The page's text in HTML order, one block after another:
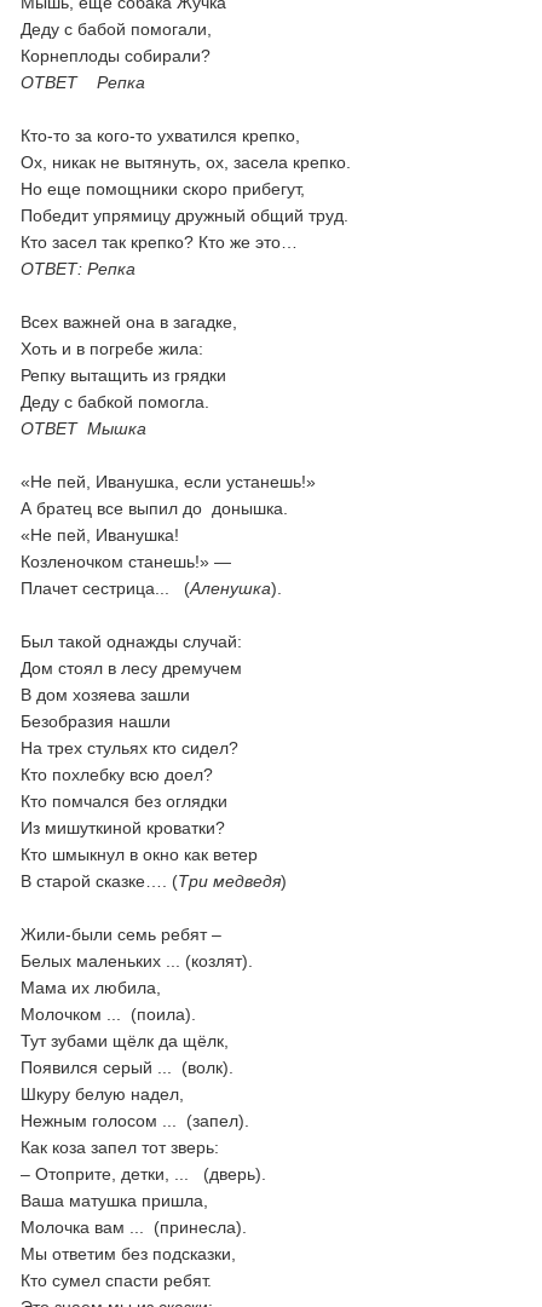
Деду с бабой помогали,
Корнеплоды собирали?
ОТВЕТ Репка
Кто-то за кого-то ухватился крепко,
Ох, никак не вытянуть, ох, засела крепко.
Но еще помощники скоро прибегут,
Победит упрямицу дружный общий труд.
Кто засел так крепко? Кто же это…
ОТВЕТ: Репка
Всех важней она в загадке,
Хоть и в погребе жила:
Репку вытащить из грядки
Деду с бабкой помогла.
ОТВЕТ Мышка
«Не пей, Иванушка, если устанешь!»
А братец все выпил до донышка.
«Не пей, Иванушка!
Козленочком станешь!» —
Плачет сестрица... (Аленушка).
Был такой однажды случай:
Дом стоял в лесу дремучем
В дом хозяева зашли
Безобразия нашли
На трех стульях кто сидел?
Кто похлебку всю доел?
Кто помчался без оглядки
Из мишуткиной кроватки?
Кто шмыкнул в окно как ветер
В старой сказке…. (Три медведя)
Жили-были семь ребят –
Белых маленьких ... (козлят).
Мама их любила,
Молочком ... (поила).
Тут зубами щёлк да щёлк,
Появился серый ... (волк).
Шкуру белую надел,
Нежным голосом ... (запел).
Как коза запел тот зверь:
– Отоприте, детки, ... (дверь).
Ваша матушка пришла,
Молочка вам ... (принесла).
Мы ответим без подсказки,
Кто сумел спасти ребят.